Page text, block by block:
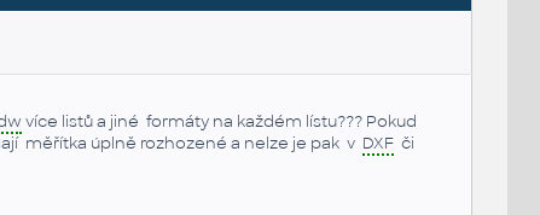
více listů a jiné formáty na každém lístu??? Pokud
měřítka úplně rozhozené a nelze je pak v DXFči